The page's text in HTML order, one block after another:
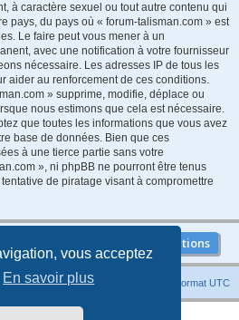
vous acceptez
En savoir plus
à caractère sexuel ou tout autre contenu qui
pays, du pays où « forum-talisman.com » est
Le faire peut vous mener à un
avec une notification à votre fournisseur
nécessaire. Les adresses IP de tous les
aider au renforcement de ces conditions.
» supprime, modifie, déplace ou
nous estimons que cela est nécessaire.
que toutes les informations que vous avez
base de données. Bien que ces
à une tierce partie sans votre
», ni phpBB ne pourront être tenus
de piratage visant à compromettre
Heures au format UTC